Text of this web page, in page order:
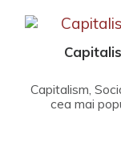
Capitalism,
cea mai